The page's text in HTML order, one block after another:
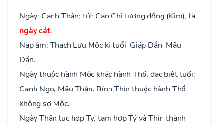
Ngày: Canh Thân; tức Can Chi tương đồng (Kim), là
ngày cát.
Nạp âm: Thạch Lựu Mộc kị tuổi: Giáp Dần, Mậu
Dần.
Ngày thuộc hành Mộc khắc hành Thổ, đặc biệt tuổi:
Canh Ngọ, Mậu Thân, Bính Thìn thuộc hành Thổ
không sợ Mộc.
Ngày Thân lục hợp Tỵ, tam hợp Tý và Thìn thành